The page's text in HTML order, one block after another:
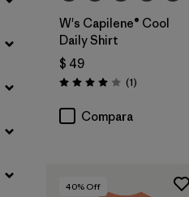
W's Capilene® Cool
Daily Shirt
$ 49
Valoración: 4.0 / 5
(1Comentarios
)
Compara
40% Off